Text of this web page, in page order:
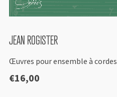
JEAN ROGISTER
Œuvres pour ensemble à cordes
€16,00